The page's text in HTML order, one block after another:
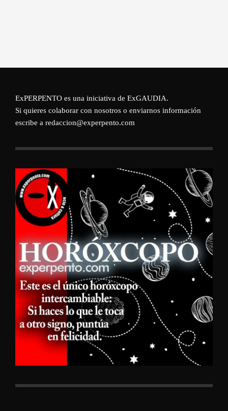
ExPERPENTO es una iniciativa de ExGAUDIA.
Si quieres colaborar con nosotros o enviarnos información
escribe a redaccion@experpento.com